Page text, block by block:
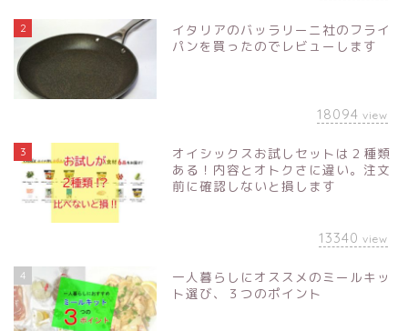
2
イタリアのバッラリーニ社のフライ
パンを買ったのでレビューします
18094 view
3
オイシックスお試しセットは２種類
ある！内容とオトクさに違い。注文
前に確認しないと損します
13340 view
4
一人暮らしにオススメのミールキッ
ト選び、３つのポイント